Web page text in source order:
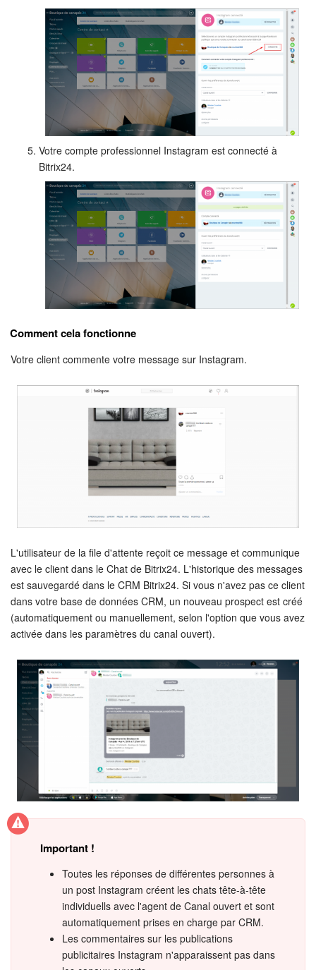
Votre compte professionnel Instagram est connecté à
Bitrix24.
Comment cela fonctionne
Votre client commente votre message sur Instagram.
L'utilisateur de la file d'attente reçoit ce message et communique
avec le client dans le Chat de Bitrix24. L'historique des messages
est sauvegardé dans le CRM Bitrix24. Si vous n'avez pas ce client
dans votre base de données CRM, un nouveau prospect est créé
(automatiquement ou manuellement, selon l'option que vous avez
activée dans les paramètres du canal ouvert).
Important !
Toutes les réponses de différentes personnes à
un post Instagram créent les chats tête-à-tête
individuells avec l'agent de Canal ouvert et sont
automatiquement prises en charge par CRM.
Les commentaires sur les publications
publicitaires Instagram n'apparaissent pas dans